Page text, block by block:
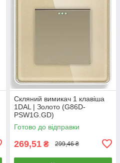
Скляний вимикач 1 клавіша
1DAL | Золото (G86D-
PSW1G.GD)
Готово до відправки
269,51 ₴ 299,46 ₴